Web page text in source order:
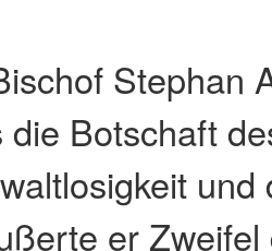
Stephan
die Botschaft
und
er